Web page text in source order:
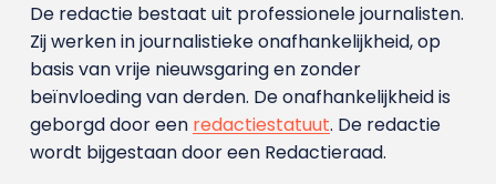
De redactie bestaat uit professionele journalisten.
Zij werken in journalistieke onafhankelijkheid, op
basis van vrije nieuwsgaring en zonder
beïnvloeding van derden. De onafhankelijkheid is
geborgd door een redactiestatuut. De redactie
wordt bijgestaan door een Redactieraad.